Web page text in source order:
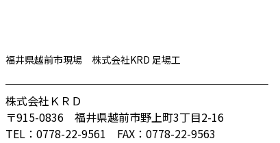
福井県越前市現場 株式会社KRD 足場工
────────────────────────
株式会社ＫＲＤ
〒915-0836 福井県越前市野上町3丁目2-16
TEL：0778-22-9561 FAX：0778-22-9563